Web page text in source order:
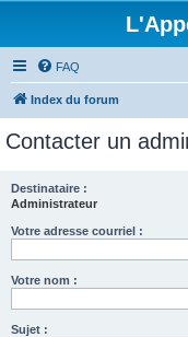
FAQ
Index du forum
Contacter un
Destinataire :
Administrateur
Votre adresse courriel :
Votre nom :
Sujet :